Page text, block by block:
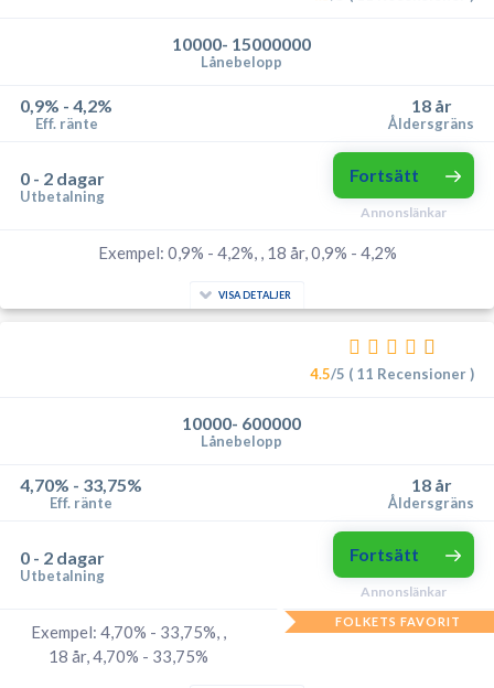
10000- 15000000
Lånebelopp
0,9% - 4,2%
Eff. ränte
18 år
Åldersgräns
0 - 2 dagar
Utbetalning
Fortsätt
Annonslänkar
Exempel: 0,9% - 4,2%, , 18 år, 0,9% - 4,2%
VISA DETALJER
4.5/5 ( 11 Recensioner )
10000- 600000
Lånebelopp
4,70% - 33,75%
Eff. ränte
18 år
Åldersgräns
0 - 2 dagar
Utbetalning
Fortsätt
Annonslänkar
FOLKETS FAVORIT
Exempel: 4,70% - 33,75%, ,
18 år, 4,70% - 33,75%